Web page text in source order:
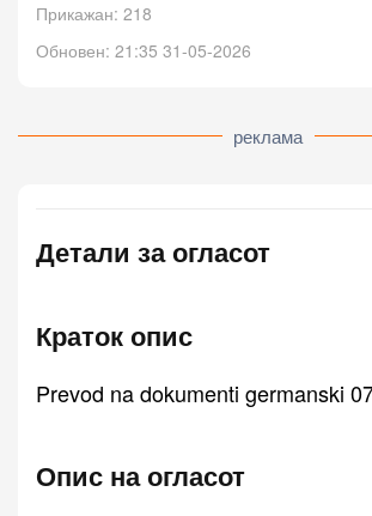
Прикажан: 218
Обновен: 21:35 31-05-2026
реклама
Детали за огласот
Краток опис
Prevod na dokumenti germanski
Опис на огласот